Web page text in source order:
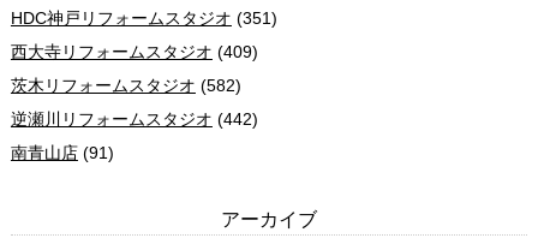
HDC神戸リフォームスタジオ (351)
西大寺リフォームスタジオ (409)
茨木リフォームスタジオ (582)
逆瀬川リフォームスタジオ (442)
南青山店(91)
アーカイブ